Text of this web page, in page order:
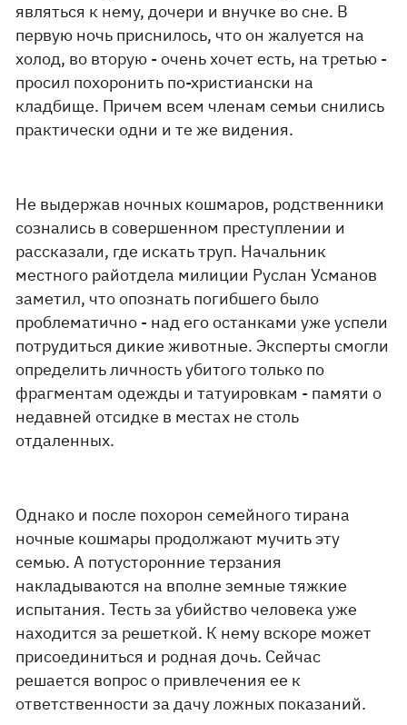
являться к нему, дочери и внучке во сне. В
первую ночь приснилось, что он жалуется на
холод, во вторую - очень хочет есть, на третью -
просил похоронить по-христиански на
кладбище. Причем всем членам семьи снились
практически одни и те же видения.
Не выдержав ночных кошмаров, родственники
сознались в совершенном преступлении и
рассказали, где искать труп. Начальник
местного райотдела милиции Руслан Усманов
заметил, что опознать погибшего было
проблематично - над его останками уже успели
потрудиться дикие животные. Эксперты смогли
определить личность убитого только по
фрагментам одежды и татуировкам - памяти о
недавней отсидке в местах не столь
отдаленных.
Однако и после похорон семейного тирана
ночные кошмары продолжают мучить эту
семью. А потусторонние терзания
накладываются на вполне земные тяжкие
испытания. Тесть за убийство человека уже
находится за решеткой. К нему вскоре может
присоединиться и родная дочь. Сейчас
решается вопрос о привлечения ее к
ответственности за дачу ложных показаний.